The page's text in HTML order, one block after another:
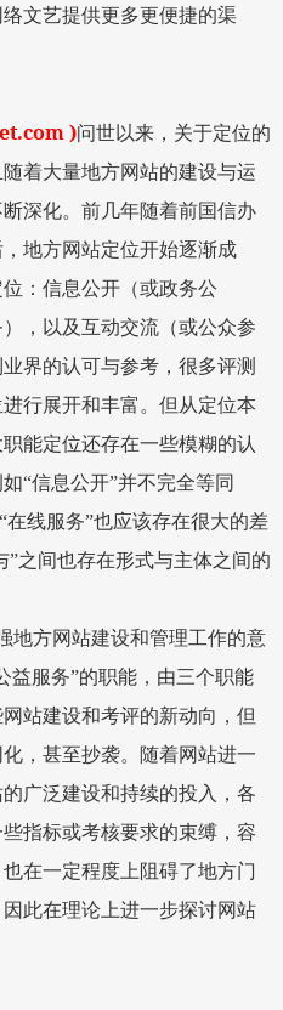
文艺提供更多更便捷的渠
)问世以来，关于定位的
着大量地方网站的建设与运
深化。前几年随着前国信办
地方网站定位开始逐渐成
：信息公开（或政务公
，以及互动交流（或公众参
界的认可与参考，很多评测
行展开和丰富。但从定位本
能定位还存在一些模糊的认
“信息公开”并不完全等同
“在线服务”也应该存在很大的差
”之间也存在形式与主体之间的
地方网站建设和管理工作的意
益服务”的职能，由三个职能
站建设和考评的新动向，但
，甚至抄袭。随着网站进一
广泛建设和持续的投入，各
指标或考核要求的束缚，容
在一定程度上阻碍了地方门
此在理论上进一步探讨网站